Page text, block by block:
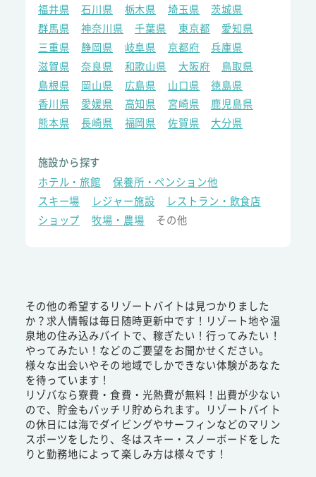
福井県
石川県 栃木県 埼玉県
茨城県
群馬県
神奈川県 千葉県 東京都
愛知県
三重県
静岡県 岐阜県 京都府
兵庫県
滋賀県
奈良県 和歌山県 大阪府
鳥取県
島根県
岡山県 広島県 山口県
徳島県
香川県
愛媛県 高知県 宮崎県
鹿児島県
熊本県
長崎県 福岡県 佐賀県 大分県
施設から探す
ホテル・旅館
保養所・ペンション他
スキー場
レジャー施設
レストラン・飲食店
ショップ
牧場・農場 その他
その他の希望するリゾートバイトは見つかりました
か？求人情報は毎日随時更新中です！リゾート地や温
泉地の住み込みバイトで、稼ぎたい！行ってみたい！
やってみたい！などのご要望をお聞かせください。
様々な出会いやその地域でしかできない体験があなた
を待っています！
リゾバなら寮費・食費・光熱費が無料！出費が少ない
ので、貯金もバッチリ貯められます。リゾートバイト
の休日には海でダイビングやサーフィンなどのマリン
スポーツをしたり、冬はスキー・スノーボードをした
りと勤務地によって楽しみ方は様々です！